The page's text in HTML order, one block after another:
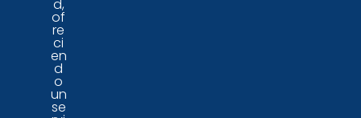
d,
of
re
ci
en
d
o
un
se